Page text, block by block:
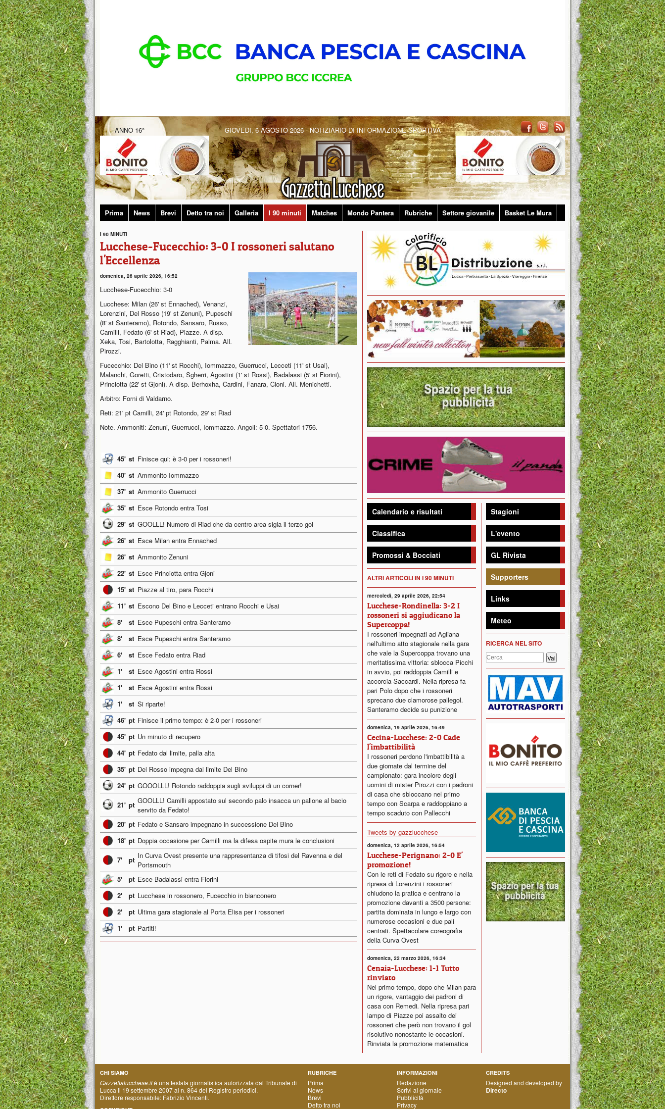
ANNO 16° GIOVEDÌ, 6 AGOSTO 2026 - NOTIZIARIO DI INFORMAZIONE SPORTIVA
Prima News Brevi Detto tra noi Galleria I 90 minuti Matches Mondo Pantera Rubriche Settore giovanile Basket Le Mura
I 90 MINUTI
Lucchese-Fucecchio: 3-0 I rossoneri salutano
l'Eccellenza
domenica, 26 aprile 2026, 16:52
Lucchese-Fucecchio: 3-0
Lucchese: Milan (26' st Ennached), Venanzi,
Lorenzini, Del Rosso (19' st Zenuni), Pupeschi
(8' st Santeramo), Rotondo, Sansaro, Russo,
Camilli, Fedato (6' st Riad), Piazze. A disp.
Xeka, Tosi, Bartolotta, Ragghianti, Palma. All.
Pirozzi.
Fucecchio: Del Bino (11' st Rocchi), Iommazzo, Guerrucci, Lecceti (11' st Usai),
Malanchi, Goretti, Cristodaro, Sgherri, Agostini (1' st Rossi), Badalassi (5' st Fiorini),
Princiotta (22' st Gjoni). A disp. Berhoxha, Cardini, Fanara, Cioni. All. Menichetti.
Arbitro: Forni di Valdarno.
Reti: 21' pt Camilli, 24' pt Rotondo, 29' st Riad
Note. Ammoniti: Zenuni, Guerrucci, Iommazzo. Angoli: 5-0. Spettatori 1756.
45' st Finisce qui: è 3-0 per i rossoneri!
40' st Ammonito Iommazzo
37' st Ammonito Guerrucci
35' st Esce Rotondo entra Tosi
29' st GOOLLL! Numero di Riad che da centro area sigla il terzo gol
26' st Esce Milan entra Ennached
26' st Ammonito Zenuni
22' st Esce Princiotta entra Gjoni
15' st Piazze al tiro, para Rocchi
11' st Escono Del Bino e Lecceti entrano Rocchi e Usai
8'
st Esce Pupeschi entra Santeramo
8'
st Esce Pupeschi entra Santeramo
6'
st Esce Fedato entra Riad
1'
st Esce Agostini entra Rossi
1'
st Esce Agostini entra Rossi
1'
st Si riparte!
46' pt Finisce il primo tempo: è 2-0 per i rossoneri
45' pt Un minuto di recupero
44' pt Fedato dal limite, palla alta
35' pt Del Rosso impegna dal limite Del Bino
24' pt GOOOLLL! Rotondo raddoppia sugli sviluppi di un corner!
21' pt GOOLLL! Camilli appostato sul secondo palo insacca un pallone al bacio
servito da Fedato!
20' pt Fedato e Sansaro impegnano in successione Del Bino
18' pt Doppia occasione per Camilli ma la difesa ospite mura le conclusioni
7' pt In Curva Ovest presente una rappresentanza di tifosi del Ravenna e del
Portsmouth
5'
pt Esce Badalassi entra Fiorini
2'
pt Lucchese in rossonero, Fucecchio in bianconero
2'
pt Ultima gara stagionale al Porta Elisa per i rossoneri
1'
pt Partiti!
Calendario e risultati
Classifica
Promossi & Bocciati
ALTRI ARTICOLI IN I 90 MINUTI
mercoledì, 29 aprile 2026, 22:54
Lucchese-Rondinella: 3-2 I
rossoneri si aggiudicano la
Supercoppa!
I rossoneri impegnati ad Agliana
nell'ultimo atto stagionale nella gara
che vale la Supercoppa trovano una
meritatissima vittoria: sblocca Picchi
in avvio, poi raddoppia Camilli e
accorcia Saccardi. Nella ripresa fa
pari Polo dopo che i rossoneri
sprecano due clamorose pallegol.
Santeramo decide su punizione
domenica, 19 aprile 2026, 16:49
Cecina-Lucchese: 2-0 Cade
l'imbattibilità
I rossoneri perdono l'imbattibilità a
due giornate dal termine del
campionato: gara incolore degli
uomini di mister Pirozzi con i padroni
di casa che sbloccano nel primo
tempo con Scarpa e raddoppiano a
tempo scaduto con Pallecchi
Tweets by gazzlucchese
domenica, 12 aprile 2026, 16:54
Lucchese-Perignano: 2-0 E'
promozione!
Con le reti di Fedato su rigore e nella
ripresa di Lorenzini i rossoneri
chiudono la pratica e centrano la
promozione davanti a 3500 persone:
partita dominata in lungo e largo con
numerose occasioni e due pali
centrati. Spettacolare coreografia
della Curva Ovest
domenica, 22 marzo 2026, 16:34
Cenaia-Lucchese: 1-1 Tutto
rinviato
Nel primo tempo, dopo che Milan para
un rigore, vantaggio dei padroni di
casa con Remedi. Nella ripresa pari
lampo di Piazze poi assalto dei
rossoneri che però non trovano il gol
risolutivo nonostante le occasioni.
Rinviata la promozione matematica
Stagioni
L'evento
GL Rivista
Supporters
Links
Meteo
RICERCA NEL SITO
CHI SIAMO
Gazzettalucchese.itè una testata giornalistica autorizzata dal Tribunale di
Lucca il 19 settembre 2007 al n. 864 del Registro periodici.
Direttore responsabile: Fabrizio Vincenti.
RUBRICHE
Prima
News
Brevi
Detto tra noi
INFORMAZIONI
Redazione
Scrivi al giornale
Pubblicità
Privacy
CREDITS
Designed and developed by
Directo